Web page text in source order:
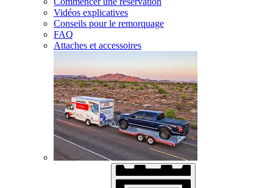
Vidéos explicatives
Conseils pour le remorquage
FAQ
Attaches et accessoires